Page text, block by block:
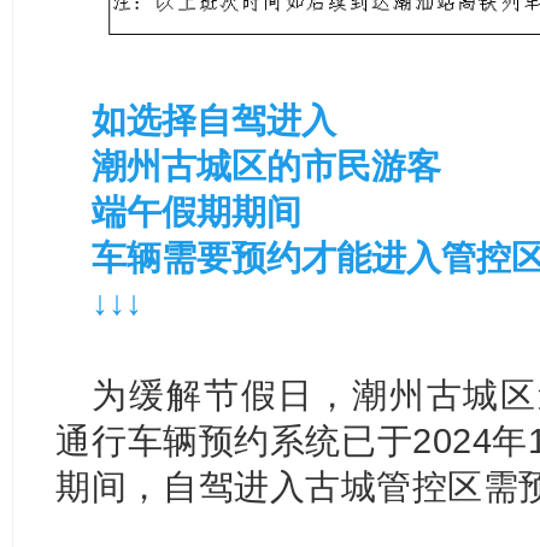
如选择自驾进入
潮州古城区的市民游客
端午假期期间
车辆需要预约才能进入管控
↓↓↓
为缓解节假日，潮州古城
通行车辆预约系统已于2024
期间，自驾进入古城管控区需